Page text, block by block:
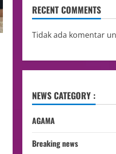
RECENT COMMENTS
Tidak ada komentar
NEWS CATEGORY :
AGAMA
Breaking news